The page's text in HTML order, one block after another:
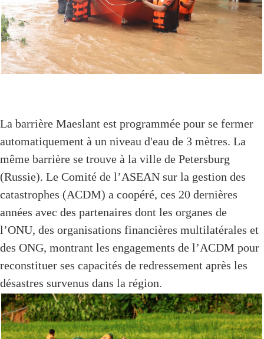
La barrière Maeslant est programmée pour se fermer
automatiquement à un niveau d'eau de 3 mètres. La
même barrière se trouve à la ville de Petersburg
(Russie). Le Comité de l’ASEAN sur la gestion des
catastrophes (ACDM) a coopéré, ces 20 dernières
années avec des partenaires dont les organes de
l’ONU, des organisations financières multilatérales et
des ONG, montrant les engagements de l’ACDM pour
reconstituer ses capacités de redressement après les
désastres survenus dans la région.